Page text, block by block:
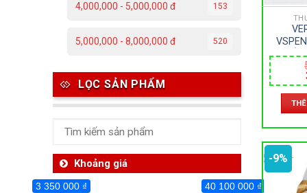
4,000,000 - 5,000,000 đ 153
5,000,000 - 8,000,000 đ 520
LỌC SẢN PHẨM
Khoảng giá
3 350 000 ₫ 40 100 000 ₫
PIN
-9%